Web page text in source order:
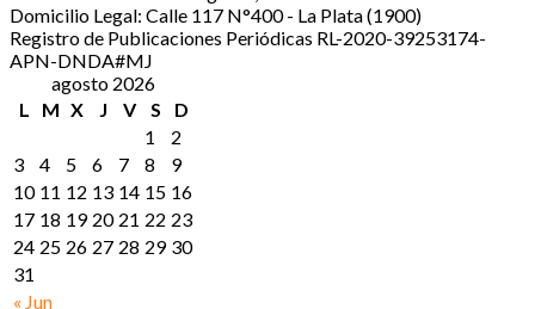
Domicilio Legal: Calle 117 N°400 - La Plata (1900)
Registro de Publicaciones Periódicas RL-2020-39253174-
APN-DNDA#MJ
agosto 2026
L
M X J V S D
« Jun
1
2
3
4 5 6 7 8
9
10 11 12 13 14 15 16
17 18 19 20 21 22 23
24 25 26 27 28 29 30
31